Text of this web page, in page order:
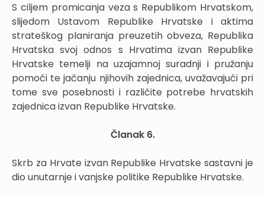
S ciljem promicanja veza s Republikom Hrvatskom,
slijedom Ustavom Republike Hrvatske i aktima
strateškog planiranja preuzetih obveza, Republika
Hrvatska svoj odnos s Hrvatima izvan Republike
Hrvatske temelji na uzajamnoj suradnji i pružanju
pomoći te jačanju njihovih zajednica, uvažavajući pri
tome sve posebnosti i različite potrebe hrvatskih
zajednica izvan Republike Hrvatske.
Članak 6.
Skrb za Hrvate izvan Republike Hrvatske sastavni je
dio unutarnje i vanjske politike Republike Hrvatske.